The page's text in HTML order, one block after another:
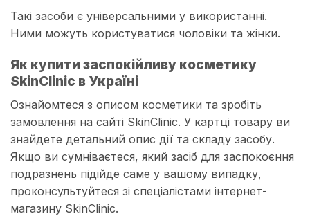
Такі засоби є універсальними у використанні.
Ними можуть користуватися чоловіки та жінки.
Як купити заспокійливу косметику
SkinClinic в Україні
Ознайомтеся з описом косметики та зробіть
замовлення на сайті SkinClinic. У картці товару ви
знайдете детальний опис дії та складу засобу.
Якщо ви сумніваєтеся, який засіб для заспокоєння
подразнень підійде саме у вашому випадку,
проконсультуйтеся зі спеціалістами інтернет-
магазину SkinClinic.